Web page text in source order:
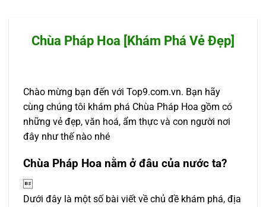
Chùa Pháp Hoa [Khám Phá Vẻ Đẹp]
Chào mừng bạn đến với Top9.com.vn. Bạn hãy
cùng chúng tôi khám phá Chùa Pháp Hoa gồm có
những vẻ đẹp, văn hoá, ẩm thực và con người nơi
đây như thế nào nhé
Chùa Pháp Hoa nằm ở đâu của nước ta?

Dưới đây là một số bài viết về chủ đề khám phá, địa